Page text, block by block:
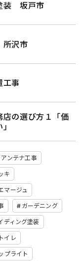
装 坂戸市
所沢市
工事
店の選び方１「価
アンテナ工事
キ
マージュ
ガーデニング
ディング塗装
トイレ
プライト